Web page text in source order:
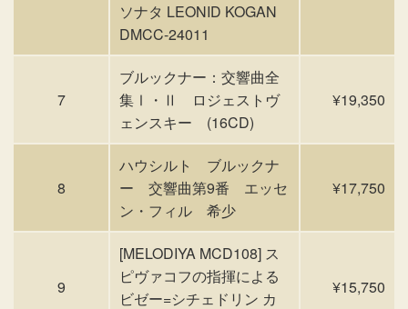
ソナタ LEONID KOGAN
DMCC-24011
7
ブルックナー：交響曲全
集Ⅰ・Ⅱ ロジェストヴ
ェンスキー (16CD)
¥19,350
8
ハウシルト ブルックナ
ー 交響曲第9番 エッセ
ン・フィル 希少
¥17,750
9
[MELODIYA MCD108] ス
ピヴァコフの指揮による
ビゼー=シチェドリン カ
¥15,750